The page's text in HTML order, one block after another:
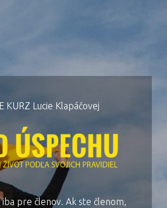
KURZ Lucie Klapáčovej
iba pre členov. Ak ste členom,